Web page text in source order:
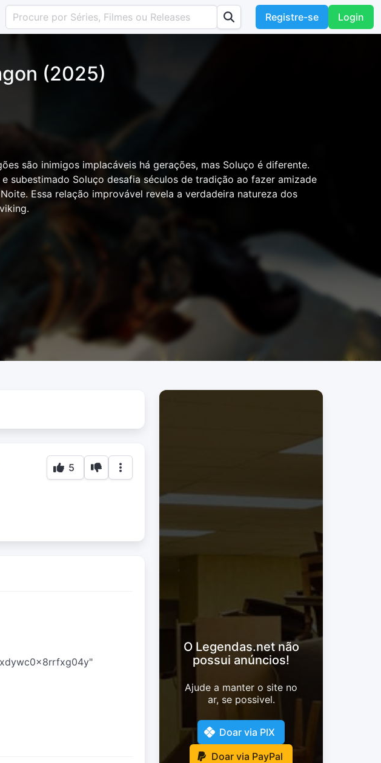
Registre-se Login
(2025)
são inimigos implacáveis há gerações, mas Soluço é diferente.
subestimado Soluço desafia séculos de tradição ao fazer amizade
Essa relação improvável revela a verdadeira natureza dos
5
O Legendas.net não
possui anúncios!
Ajude a manter o site no
ar, se possivel.
Doar via PIX
Doar via PayPal